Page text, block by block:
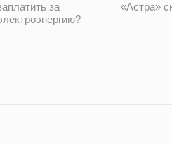
за
«Астра»